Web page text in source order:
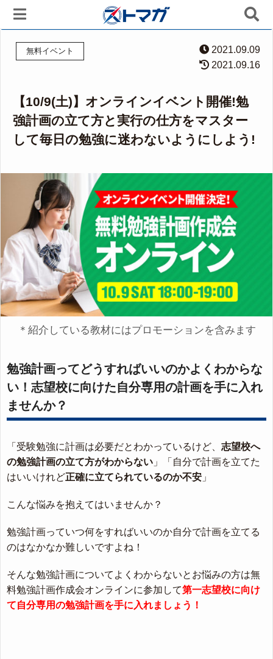
無料イベント
2021.09.09
2021.09.16
【10/9(土)】オンラインイベント開催!勉
強計画の立て方と実行の仕方をマスター
して毎日の勉強に迷わないようにしよう!
＊紹介している教材にはプロモーションを含みます
勉強計画ってどうすればいいのかよくわからな
い！志望校に向けた自分専用の計画を手に入れ
ませんか？
「受験勉強に計画は必要だとわかっているけど、 志望校へ
の勉強計画の立て方がわからない 」「自分で計画を立てた
はいいけれど正確に立てられているのか不安 」
こんな悩みを抱えてはいませんか？
勉強計画っていつ何をすればいいのか自分で計画を立てる
のはなかなか難しいですよね！
そんな勉強計画についてよくわからないとお悩みの方は無
料勉強計画作成会オンラインに参加して第一志望校に向け
て自分専用の勉強計画を手に入れましょう！